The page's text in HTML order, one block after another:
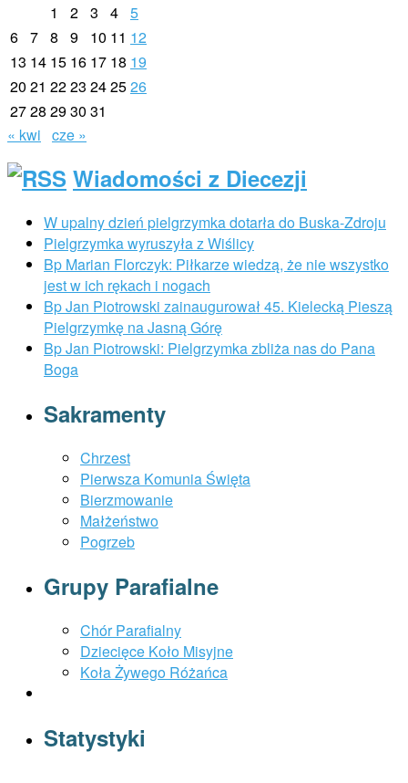
1
2 3 4 5
6 7 8 9 10 11 12
13 14 15 16 17 18 19
20 21 2223 242526
2728 2930 31
« kwi cze »
Wiadomości z Diecezji
W upalny dzień pielgrzymka dotarła do Buska-Zdroju
Pielgrzymka wyruszyła z Wiślicy
Bp Marian Florczyk: Piłkarze wiedzą, że nie wszystko
jest w ich rękach i nogach
Bp Jan Piotrowski zainaugurował 45. Kielecką Pieszą
Pielgrzymkę na Jasną Górę
Bp Jan Piotrowski: Pielgrzymka zbliża nas do Pana
Boga
Sakramenty
Chrzest
Pierwsza Komunia Święta
Bierzmowanie
Małżeństwo
Pogrzeb
Grupy Parafialne
Chór Parafialny
Dziecięce Koło Misyjne
Koła Żywego Różańca
Statystyki